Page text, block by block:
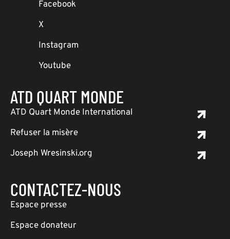
Facebook
X
Instagram
Youtube
ATD QUART MONDE
ATD Quart Monde International
Refuser la misère
Joseph Wresinski.org
CONTACTEZ-NOUS
Espace presse
Espace donateur